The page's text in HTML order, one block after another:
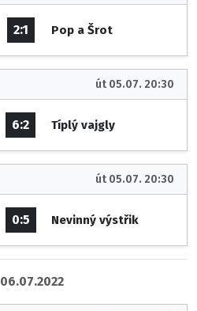
2:1 Pop a Šrot
út 05.07. 20:30
6:2 Típlý vajgly
út 05.07. 20:30
0:5 Nevinný výstřik
06.07.2022